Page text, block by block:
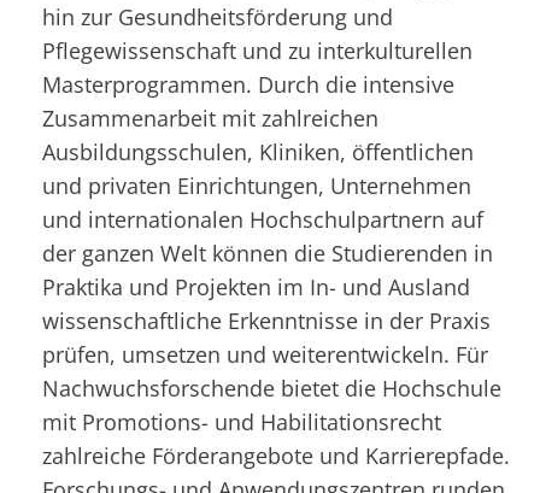
hin zur Gesundheitsförderung und
Pflegewissenschaft und zu interkulturellen
Masterprogrammen. Durch die intensive
Zusammenarbeit mit zahlreichen
Ausbildungsschulen, Kliniken, öffentlichen
und privaten Einrichtungen, Unternehmen
und internationalen Hochschulpartnern auf
der ganzen Welt können die Studierenden in
Praktika und Projekten im In- und Ausland
wissenschaftliche Erkenntnisse in der Praxis
prüfen, umsetzen und weiterentwickeln. Für
Nachwuchsforschende bietet die Hochschule
mit Promotions- und Habilitationsrecht
zahlreiche Förderangebote und Karrierepfade.